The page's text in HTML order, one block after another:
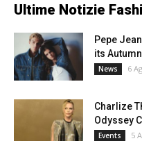
Ultime Notizie
Pepe
its
News 6
Charlize
Odyssey
Events 5